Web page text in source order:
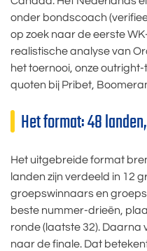
onder bondscoach
op zoek naar de eerste
realistische analyse van
het toernooi, onze
quoten bij Pribet,
Het format: 48
Het uitgebreide format
landen zijn verdeeld in 12
groepswinnaars en
beste nummer-drieën,
ronde (laatste 32). Daarna
naar de finale. Dat